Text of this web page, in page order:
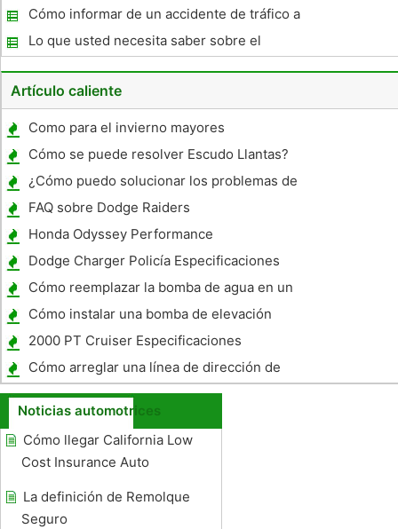
Seguros Auto
Cómo informar de un accidente de tráfico a
una compañía de seguros
Lo que usted necesita saber sobre el
ajustador del seguro de coche
Artículo caliente
Como para el invierno mayores
autocaravanas
Cómo se puede resolver Escudo Llantas?
¿Cómo puedo solucionar los problemas de
los frenos en mi 2002 Ford F-350 cuatro
ruedas Drive Powerstoke Cabina doble?
FAQ sobre Dodge Raiders
Honda Odyssey Performance
Dodge Charger Policía Especificaciones
Coche
Cómo reemplazar la bomba de agua en un
Buick Regal 2002
Cómo instalar una bomba de elevación
Raptor
2000 PT Cruiser Especificaciones
Cómo arreglar una línea de dirección de
energía
Noticias automotrices
Cómo llegar California Low
Cost Insurance Auto
La definición de Remolque
Seguro